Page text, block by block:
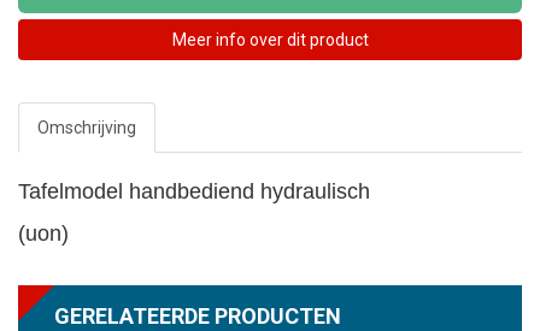
Meer info over dit product
Omschrijving
Tafelmodel handbediend hydraulisch
(uon)
GERELATEERDE PRODUCTEN